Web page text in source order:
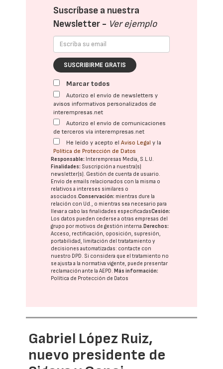
Suscríbase a nuestra
Newsletter - Ver ejemplo
SUSCRIBIRME GRATIS
Marcar todos
Autorizo el envío de newsletters y
avisos informativos personalizados de
interempresas.net
Autorizo el envío de comunicaciones
de terceros vía interempresas.net
He leído y acepto elAviso Legal y la
Política de Protección de Datos
Responsable: Interempresas Media, S.L.U.
Finalidades: Suscripción a nuestra(s)
newsletter(s). Gestión de cuenta de usuario.
Envío de emails relacionados con la misma o
relativos a intereses similares o
asociados.Conservación: mientras dure la
relación con Ud., o mientras sea necesario para
llevar a cabo las finalidades especificadasCesión:
Los datos pueden cederse a otras empresas del
grupo por motivos de gestión interna.Derechos:
Acceso, rectificación, oposición, supresión,
portabilidad, limitación del tratatamiento y
decisiones automatizadas: contacte con
nuestro DPD. Si considera que el tratamiento no
se ajusta a la normativa vigente, puede presentar
reclamación ante laAEPD.Más información:
Política de Protección de Datos
Gabriel López Ruiz,
nuevo presidente de